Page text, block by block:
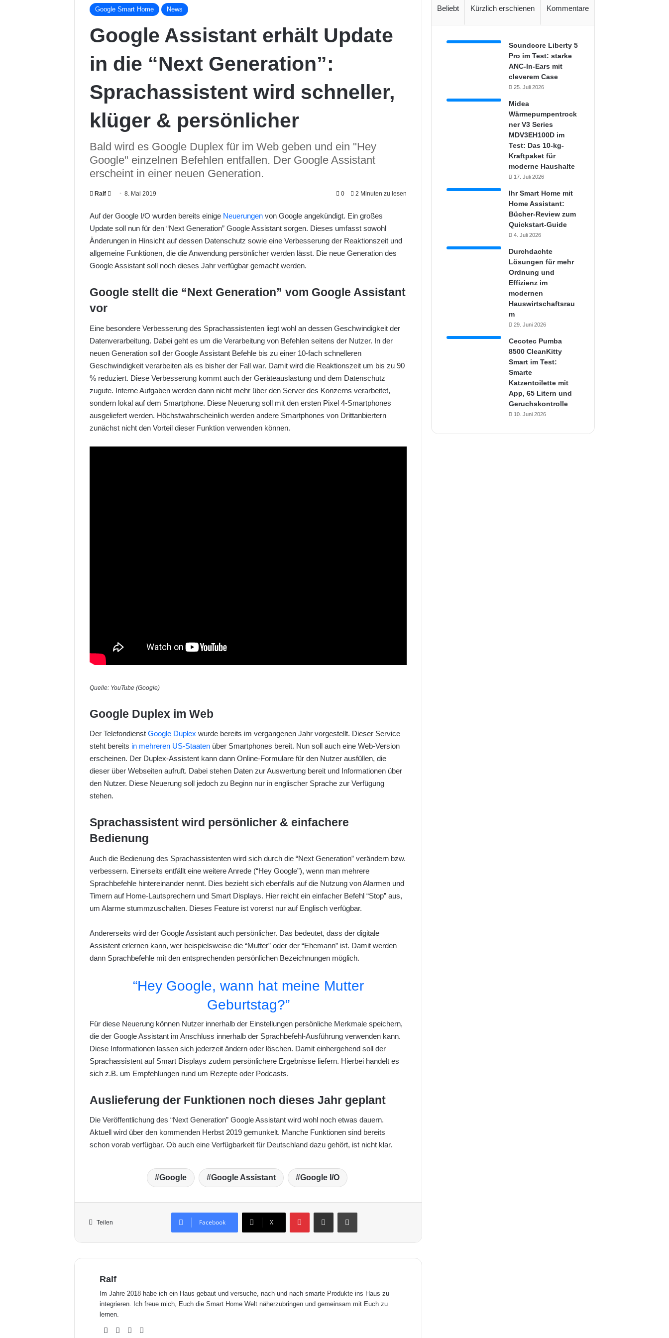
Google Smart Home News
Google Assistant erhält Update
in die “Next Generation”:
Sprachassistent wird schneller,
klüger & persönlicher
Bald wird es Google Duplex für im Web geben und ein "Hey
Google" einzelnen Befehlen entfallen. Der Google Assistant
erscheint in einer neuen Generation.
Ralf
l
l
o
w
o
X
8. Mai 2019 0 2 Minuten zu lesen
Auf der Google I/O wurden bereits einige Neuerungen von Google angekündigt. Ein großes
Update soll nun für den “Next Generation” Google Assistant sorgen. Dieses umfasst sowohl
Änderungen in Hinsicht auf dessen Datenschutz sowie eine Verbesserung der Reaktionszeit und
allgemeine Funktionen, die die Anwendung persönlicher werden lässt. Die neue Generation des
Google Assistant soll noch dieses Jahr verfügbar gemacht werden.
Google stellt die “Next Generation” vom Google Assistant
vor
Eine besondere Verbesserung des Sprachassistenten liegt wohl an dessen Geschwindigkeit der
Datenverarbeitung. Dabei geht es um die Verarbeitung von Befehlen seitens der Nutzer. In der
neuen Generation soll der Google Assistant Befehle bis zu einer 10-fach schnelleren
Geschwindigkeit verarbeiten als es bisher der Fall war. Damit wird die Reaktionszeit um bis zu 90
% reduziert. Diese Verbesserung kommt auch der Geräteauslastung und dem Datenschutz
zugute. Interne Aufgaben werden dann nicht mehr über den Server des Konzerns verarbeitet,
sondern lokal auf dem Smartphone. Diese Neuerung soll mit den ersten Pixel 4-Smartphones
ausgeliefert werden. Höchstwahrscheinlich werden andere Smartphones von Drittanbiertern
zunächst nicht den Vorteil dieser Funktion verwenden können.
Quelle: YouTube (Google)
Google Duplex im Web
Der TelefondienstGoogle Duplex wurde bereits im vergangenen Jahr vorgestellt. Dieser Service
steht bereits in mehreren US-Staaten über Smartphones bereit. Nun soll auch eine Web-Version
erscheinen. Der Duplex-Assistent kann dann Online-Formulare für den Nutzer ausfüllen, die
dieser über Webseiten aufruft. Dabei stehen Daten zur Auswertung bereit und Informationen über
den Nutzer. Diese Neuerung soll jedoch zu Beginn nur in englischer Sprache zur Verfügung
stehen.
Sprachassistent wird persönlicher & einfachere
Bedienung
Auch die Bedienung des Sprachassistenten wird sich durch die “Next Generation” verändern bzw.
verbessern. Einerseits entfällt eine weitere Anrede (“Hey Google”), wenn man mehrere
Sprachbefehle hintereinander nennt. Dies bezieht sich ebenfalls auf die Nutzung von Alarmen und
Timern auf Home-Lautsprechern und Smart Displays. Hier reicht ein einfacher Befehl “Stop” aus,
um Alarme stummzuschalten. Dieses Feature ist vorerst nur auf Englisch verfügbar.
Andererseits wird der Google Assistant auch persönlicher. Das bedeutet, dass der digitale
Assistent erlernen kann, wer beispielsweise die “Mutter” oder der “Ehemann” ist. Damit werden
dann Sprachbefehle mit den entsprechenden persönlichen Bezeichnungen möglich.
“Hey Google, wann hat meine Mutter
Geburtstag?”
Für diese Neuerung können Nutzer innerhalb der Einstellungen persönliche Merkmale speichern,
die der Google Assistant im Anschluss innerhalb der Sprachbefehl-Ausführung verwenden kann.
Diese Informationen lassen sich jederzeit ändern oder löschen. Damit einhergehend soll der
Sprachassistent auf Smart Displays zudem persönlichere Ergebnisse liefern. Hierbei handelt es
sich z.B. um Empfehlungen rund um Rezepte oder Podcasts.
Auslieferung der Funktionen noch dieses Jahr geplant
Die Veröffentlichung des “Next Generation” Google Assistant wird wohl noch etwas dauern.
Aktuell wird über den kommenden Herbst 2019 gemunkelt. Manche Funktionen sind bereits
schon vorab verfügbar. Ob auch eine Verfügbarkeit für Deutschland dazu gehört, ist nicht klar.
Google Google Assistant Google I/O
Teilen Facebook X
Pinterest Teile dies per Email. Ausdrucken
Ralf
Im Jahre 2018 habe ich ein Haus gebaut und versuche, nach und nach smarte Produkte ins Haus zu
integrieren. Ich freue mich, Euch die Smart Home Welt näherzubringen und gemeinsam mit Euch zu
lernen.
We
Fa
X
Beliebt Kürzlich erschienen Kommentare
Soundcore Liberty 5
Pro im Test: starke
ANC-In-Ears mit
cleverem Case
25. Juli 2026
Midea
Wärmepumpentrock
ner V3 Series
MDV3EH100D im
Test: Das 10-kg-
Kraftpaket für
moderne Haushalte
17. Juli 2026
Ihr Smart Home mit
Home Assistant:
Bücher-Review zum
Quickstart-Guide
4. Juli 2026
Durchdachte
Lösungen für mehr
Ordnung und
Effizienz im
modernen
Hauswirtschaftsrau
m
29. Juni 2026
Cecotec Pumba
8500 CleanKitty
Smart im Test:
Smarte
Katzentoilette mit
App, 65 Litern und
Geruchskontrolle
10. Juni 2026